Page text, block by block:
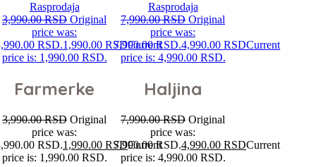
Rasprodaja
3,990.00RSD Original
price was:
RSD.1,990.00 RSDCurrent
price is: 1,990.00 RSD.
Farmerke
3,990.00RSD Original
price was:
RSD.1,990.00 RSDCurrent
price is: 1,990.00 RSD.
Rasprodaja
7,990.00RSD Original
price was:
7,990.00 RSD.4,990.00 RSDCurrent
price is: 4,990.00 RSD.
Haljina
7,990.00RSD Original
price was:
7,990.00 RSD.4,990.00 RSDCurrent
price is: 4,990.00 RSD.